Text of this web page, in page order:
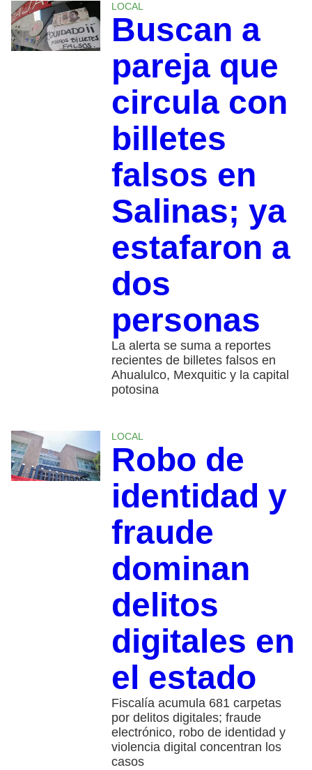
LOCAL
Buscan a
pareja que
circula con
billetes
falsos en
Salinas; ya
estafaron a
dos
personas
La alerta se suma a reportes
recientes de billetes falsos en
Ahualulco, Mexquitic y la capital
potosina
LOCAL
Robo de
identidad y
fraude
dominan
delitos
digitales en
el estado
Fiscalía acumula 681 carpetas
por delitos digitales; fraude
electrónico, robo de identidad y
violencia digital concentran los
casos